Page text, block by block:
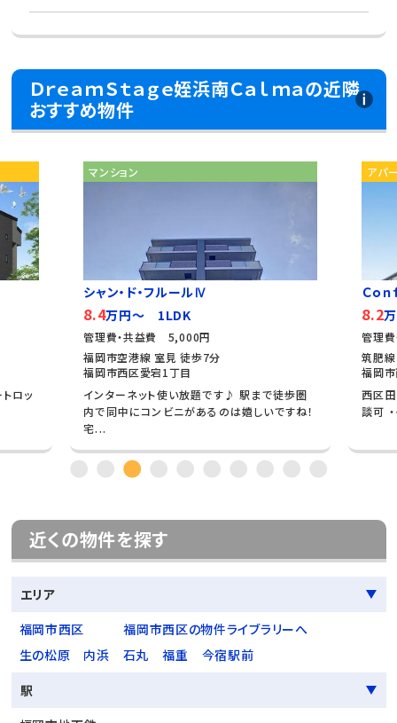
ＤｒｅａｍＳｔａｇｅ姪浜南Ｃａｌｍａの近隣
おすすめ物件
ロッ
マンション
シャン・ド・フルールⅣ
8.4万円～ 1LDK
管理費・共益費 5,000円
福岡市空港線 室見 徒歩7分
福岡市西区愛宕1丁目
インターネット使い放題です♪ 駅まで徒歩圏
内で同中にコンビニがあるのは嬉しいですね！
宅...
アパ
Ｃｏｎ
8.2
管理
筑肥
福岡
西区
談可
近くの物件を探す
エリア
福岡市西区
福岡市西区の物件ライブラリーへ
生の松原
内浜 石丸 福重
今宿駅前
駅